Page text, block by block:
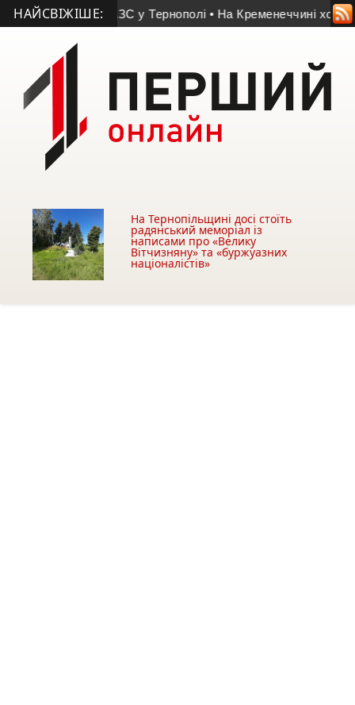
НАЙСВІЖІШЕ:
біля АЗС у Тернополі • На Кременеччині хочуть
На Тернопільщині досі стоїть
радянський меморіал із
написами про «Велику
Вітчизняну» та «буржуазних
націоналістів»